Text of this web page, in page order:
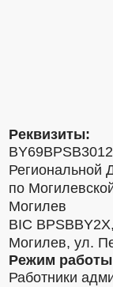
Реквизиты:
Региональной
по
Могилев
BIC
Могилев, ул.
Режим
Работники